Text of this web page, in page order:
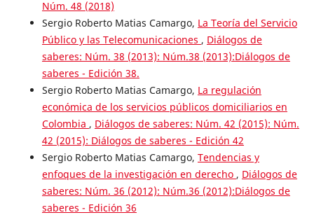
Núm. 48 (2018)
Sergio Roberto Matias Camargo, La Teoría del Servicio
Público y las Telecomunicaciones , Diálogos de
saberes: Núm. 38 (2013): Núm.38 (2013):Diálogos de
saberes - Edición 38.
Sergio Roberto Matias Camargo, La regulación
económica de los servicios públicos domiciliarios en
Colombia , Diálogos de saberes: Núm. 42 (2015): Núm.
42 (2015): Diálogos de saberes - Edición 42
Sergio Roberto Matias Camargo, Tendencias y
enfoques de la investigación en derecho , Diálogos de
saberes: Núm. 36 (2012): Núm.36 (2012):Diálogos de
saberes - Edición 36